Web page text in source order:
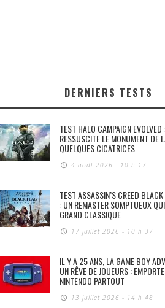
DERNIERS TESTS
TEST HALO CAMPAIGN
RESSUSCITE LE MONUMENT DE
QUELQUES CICATRICES
4 août 2026 - 10 h 17
TEST ASSASSIN’S CREED
: UN REMASTER SOMPTUEUX
GRAND CLASSIQUE
17 juillet 2026 - 10 h 37
IL Y A 25 ANS, LA GAME BOY
UN RÊVE DE JOUEURS :
NINTENDO PARTOUT
13 juillet 2026 - 14 h 48